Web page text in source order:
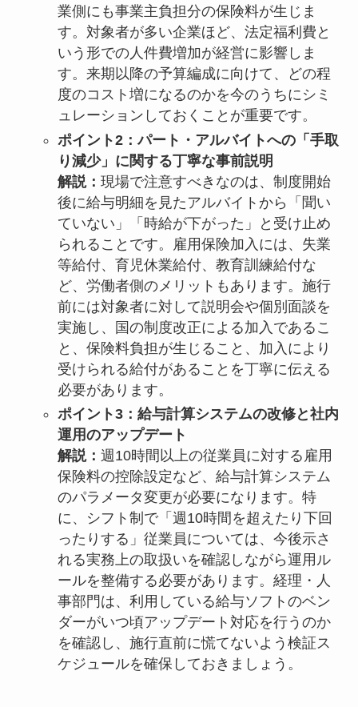
業側にも事業主負担分の保険料が生じま
す。対象者が多い企業ほど、法定福利費と
いう形での人件費増加が経営に影響しま
す。来期以降の予算編成に向けて、どの程
度のコスト増になるのかを今のうちにシミ
ュレーションしておくことが重要です。
ポイント2：パート・アルバイトへの「手取
り減少」に関する丁寧な事前説明
解説： 現場で注意すべきなのは、制度開始
後に給与明細を見たアルバイトから「聞い
ていない」「時給が下がった」と受け止め
られることです。雇用保険加入には、失業
等給付、育児休業給付、教育訓練給付な
ど、労働者側のメリットもあります。施行
前には対象者に対して説明会や個別面談を
実施し、国の制度改正による加入であるこ
と、保険料負担が生じること、加入により
受けられる給付があることを丁寧に伝える
必要があります。
ポイント3：給与計算システムの改修と社内
運用のアップデート
解説： 週10時間以上の従業員に対する雇用
保険料の控除設定など、給与計算システム
のパラメータ変更が必要になります。特
に、シフト制で「週10時間を超えたり下回
ったりする」従業員については、今後示さ
れる実務上の取扱いを確認しながら運用ル
ールを整備する必要があります。経理・人
事部門は、利用している給与ソフトのベン
ダーがいつ頃アップデート対応を行うのか
を確認し、施行直前に慌てないよう検証ス
ケジュールを確保しておきましょう。